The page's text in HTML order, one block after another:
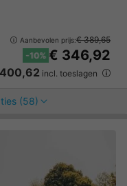
Aanbevolen prijs:€ 389,65
-10% € 346,92
incl. toeslagen
(58)